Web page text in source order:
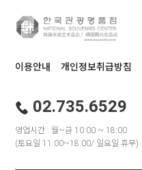
이용안내 개인정보취급방침
02.735.6529
영업시간 : 월~금 10:00 ~ 18:00
(토요일 11:00~18:00/ 일요일 휴무)